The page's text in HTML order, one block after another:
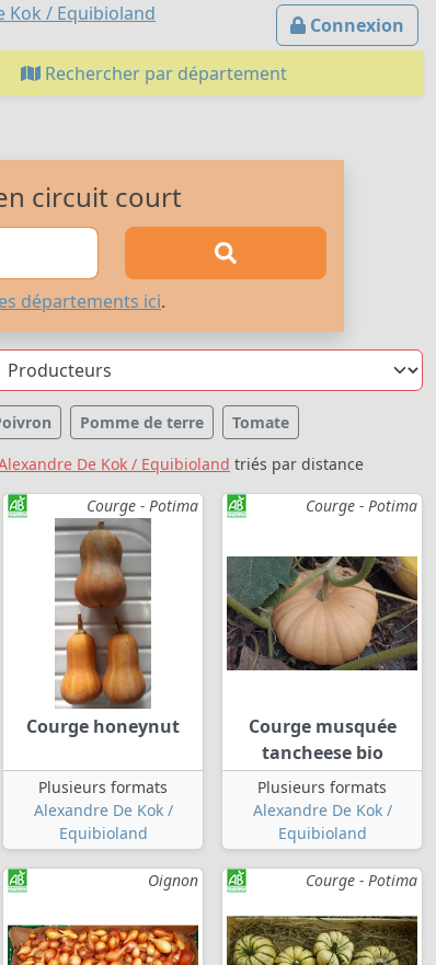
Connexion
Kok / Equibioland
Rechercher par département
circuit court
départements ici.
Pomme de terre
Tomate
De Kok / Equibioland triés par distance
Courge - Potima
Courge honeynut
Plusieurs formats
Alexandre De Kok /
Equibioland
Courge - Potima
Courge musquée
tancheese bio
Plusieurs formats
Alexandre De Kok /
Equibioland
Oignon Courge - Potima